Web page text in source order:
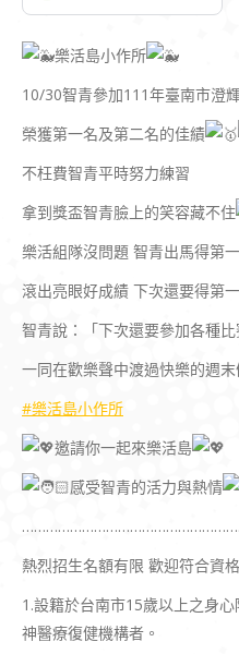
樂活島小作所
10/30智青參加111年臺南市澄
榮獲第一名及第二名的佳績
不枉費智青平時努力練習
拿到獎盃智青臉上的笑容藏不住
樂活組隊沒問題 智青出馬得第一
滾出亮眼好成績 下次還要得第一
智青說：「下次還要參加各種比
一同在歡樂聲中渡過快樂的週末
#樂活島小作所
邀請你一起來樂活島
感受智青的活力與熱情
熱烈招生名額有限 歡迎符合資
1.設籍於台南市15歲以上之身
神醫療復健機構者。